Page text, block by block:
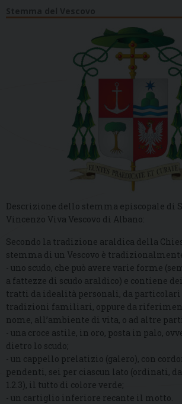
Descrizione dello stemma episcopale di
Vincenzo Viva Vescovo di Albano:
Secondo la tradizione araldica della
stemma di un Vescovo è
- uno scudo, che può avere varie forme
a fattezze di scudo araldico) e contiene
tratti da idealità personali, da particolari
tradizioni familiari, oppure da
nome, all’ambiente di vita, o ad altre
- una croce astile, in oro, posta in palo,
dietro lo scudo;
- un cappello prelatizio (galero), con
pendenti, sei per ciascun lato (ordinati,
1.2.3), il tutto di colore verde;
- un cartiglio inferiore recante il motto.